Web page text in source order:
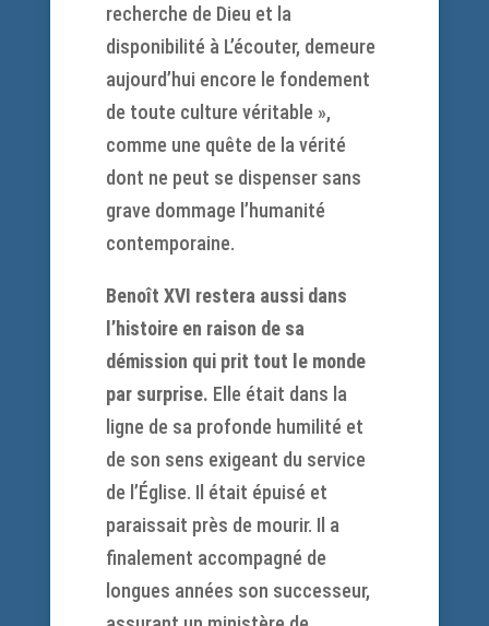
recherche de Dieu et la
disponibilité à L’écouter, demeure
aujourd’hui encore le fondement
de toute culture véritable »,
comme une quête de la vérité
dont ne peut se dispenser sans
grave dommage l’humanité
contemporaine.
Benoît XVI restera aussi dans
l’histoire en raison de sa
démission qui prit tout le monde
par surprise. Elle était dans la
ligne de sa profonde humilité et
de son sens exigeant du service
de l’Église. Il était épuisé et
paraissait près de mourir. Il a
finalement accompagné de
longues années son successeur,